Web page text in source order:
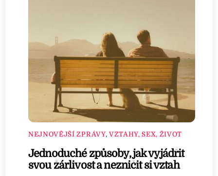
NEJNOVĚJŠÍ ZPRÁVY, VZTAHY, SEX, ŽIVOT
Jednoduché způsoby, jak vyjádřit
svou žárlivost a nezničit si vztah